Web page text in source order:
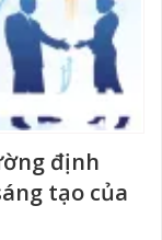
định
tạo của